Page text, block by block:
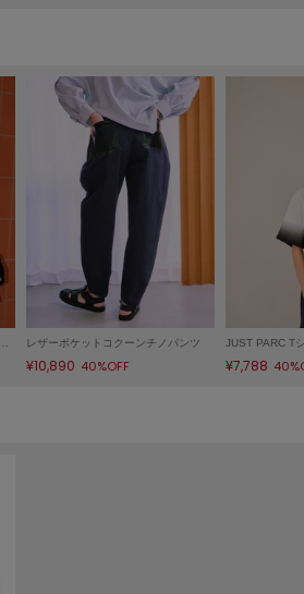
2wayラッシュガード/マシンウォッシャブル レザーポケットコクーンチノパンツ
¥10,890 40%OFF ¥7,788